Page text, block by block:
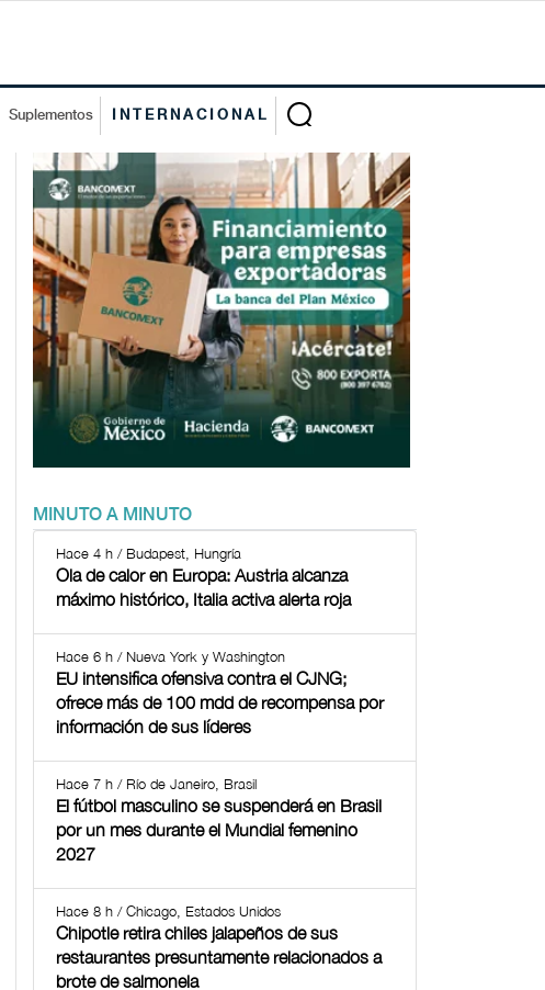
Suplementos INTERNACIONAL
MINUTO A MINUTO
Hace 4 h / Budapest, Hungría
Ola de calor en Europa: Austria alcanza
máximo histórico, Italia activa alerta roja
Hace 6 h / Nueva York y Washington
EU intensifica ofensiva contra el CJNG;
ofrece más de 100 mdd de recompensa por
información de sus líderes
Hace 7 h / Río de Janeiro, Brasil
El fútbol masculino se suspenderá en Brasil
por un mes durante el Mundial femenino
2027
Hace 8 h / Chicago, Estados Unidos
Chipotle retira chiles jalapeños de sus
restaurantes presuntamente relacionados a
brote de salmonela